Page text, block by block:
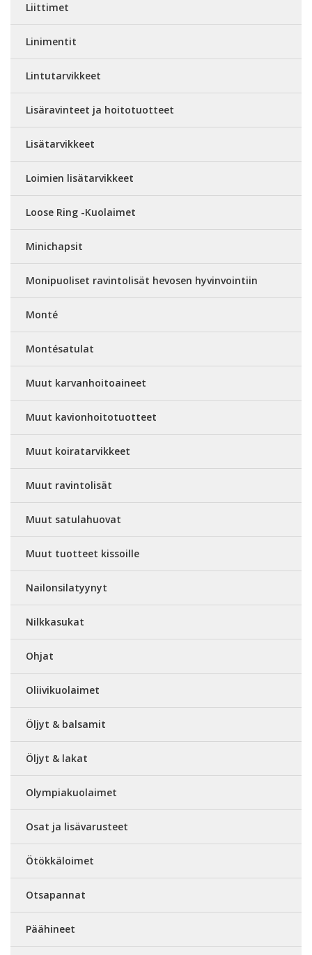
Liittimet
Linimentit
Lintutarvikkeet
Lisäravinteet ja hoitotuotteet
Lisätarvikkeet
Loimien lisätarvikkeet
Loose Ring -Kuolaimet
Minichapsit
Monipuoliset ravintolisät hevosen hyvinvointiin
Monté
Montésatulat
Muut karvanhoitoaineet
Muut kavionhoitotuotteet
Muut koiratarvikkeet
Muut ravintolisät
Muut satulahuovat
Muut tuotteet kissoille
Nailonsilatyynyt
Nilkkasukat
Ohjat
Oliivikuolaimet
Öljyt & balsamit
Öljyt & lakat
Olympiakuolaimet
Osat ja lisävarusteet
Ötökkäloimet
Otsapannat
Päähineet